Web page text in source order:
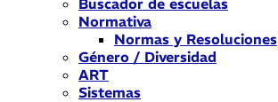
Buscador de escuelas
Normativa
Normas y Resoluciones
Género / Diversidad
ART
Sistemas